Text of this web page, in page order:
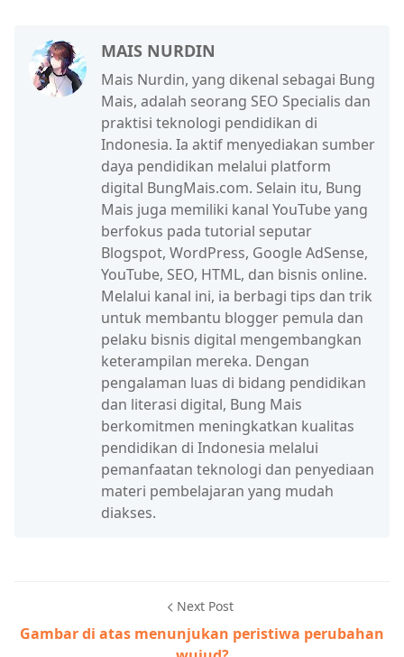
MAIS NURDIN
Mais Nurdin, yang dikenal sebagai Bung
Mais, adalah seorang SEO Specialis dan
praktisi teknologi pendidikan di
Indonesia. Ia aktif menyediakan sumber
daya pendidikan melalui platform
digital BungMais.com. Selain itu, Bung
Mais juga memiliki kanal YouTube yang
berfokus pada tutorial seputar
Blogspot, WordPress, Google AdSense,
YouTube, SEO, HTML, dan bisnis online.
Melalui kanal ini, ia berbagi tips dan trik
untuk membantu blogger pemula dan
pelaku bisnis digital mengembangkan
keterampilan mereka. Dengan
pengalaman luas di bidang pendidikan
dan literasi digital, Bung Mais
berkomitmen meningkatkan kualitas
pendidikan di Indonesia melalui
pemanfaatan teknologi dan penyediaan
materi pembelajaran yang mudah
diakses.
Next Post
Gambar di atas menunjukan peristiwa perubahan